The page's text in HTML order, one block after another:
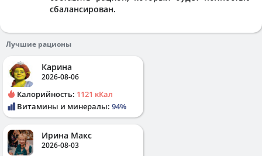
сбалансирован.
Лучшие рационы
Карина
2026-08-06
Калорийность: 1121 кКал
Витамины и минералы: 94%
Ирина Макс
2026-08-03